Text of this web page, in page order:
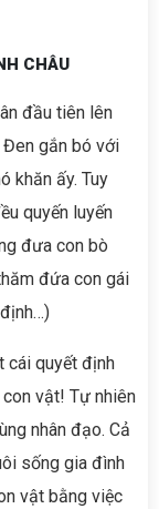
CHÂU
đầu tiên lên
Đen gắn bó với
khăn ấy. Tuy
quyến luyến
đưa con bò
đứa con gái
cái quyết định
vật! Tự nhiên
nhân đạo. Cả
sống gia đình
vật bằng việc